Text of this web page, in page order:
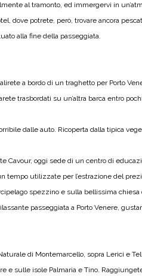
al tramonto, ed immergervi in
dove potrete, però, trovare ancora
alla fine della passeggiata.
a bordo di un traghetto per Porto
trasbordati su un’altra barca entro
dalle auto. Ricoperta dalla tipica
Cavour, oggi sede di un centro di
tempo utilizzate per l’estrazione del
spezzino e sulla bellissima chiesa
passeggiata a Porto Venere,
di Montemarcello, sopra Lerici e
e sulle isole Palmaria e Tino.